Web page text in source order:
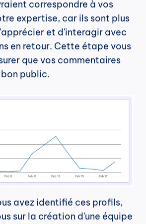
correspondre à vos
expertise, car ils sont plus
et d'interagir avec
en retour. Cette étape vous
que vos commentaires
public.
avez identifié ces profils,
sur la création d'une équipe